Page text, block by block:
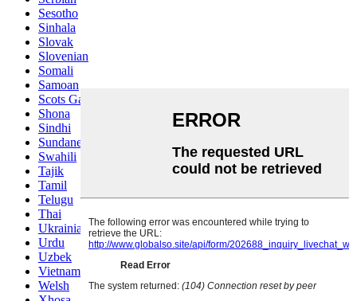
Sesotho
Sinhala
Slovak
Slovenian
Somali
Samoan
Scots Gaelic
Shona
Sindhi
Sundanese
Swahili
Tajik
Tamil
Telugu
Thai
Ukrainian
Urdu
Uzbek
Vietnamese
Welsh